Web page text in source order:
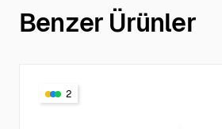
Benzer Ürünler
2